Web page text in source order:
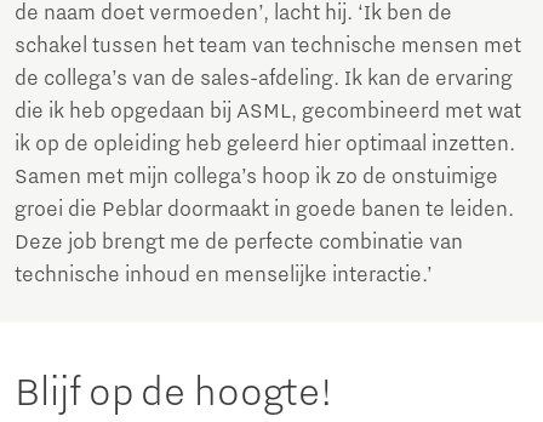
de naam doet vermoeden’, lacht hij. ‘Ik ben de
schakel tussen het team van technische mensen met
de collega’s van de sales-afdeling. Ik kan de ervaring
die ik heb opgedaan bij ASML, gecombineerd met wat
ik op de opleiding heb geleerd hier optimaal inzetten.
Samen met mijn collega’s hoop ik zo de onstuimige
groei die Peblar doormaakt in goede banen te leiden.
Deze job brengt me de perfecte combinatie van
technische inhoud en menselijke interactie.’
Blijf op de hoogte!